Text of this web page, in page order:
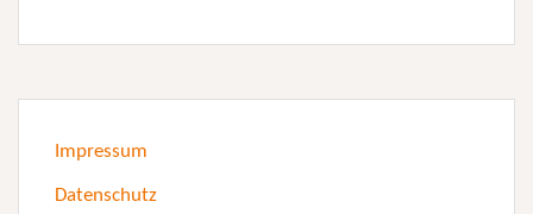
Impressum
Datenschutz